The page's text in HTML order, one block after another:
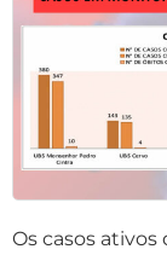
Os casos